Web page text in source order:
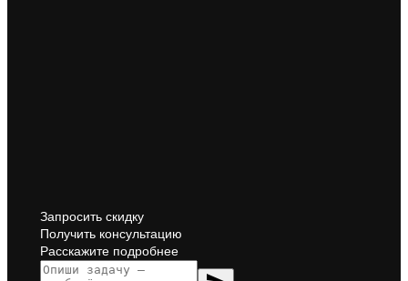
Запросить скидку
Получить консультацию
Расскажите подробнее